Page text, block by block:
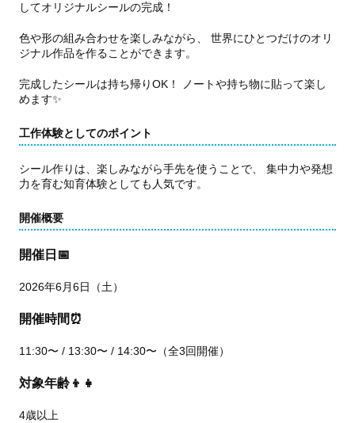
してオリジナルシールの完成！
色や形の組み合わせを楽しみながら、 世界にひとつだけのオリ
ジナル作品を作ることができます。
完成したシールは持ち帰りOK！ ノートや持ち物に貼って楽し
めます✨
工作体験としてのポイント
シール作りは、楽しみながら手先を使うことで、 集中力や発想
力を育む知育体験としても人気です。
開催概要
開催日📅
2026年6月6日（土）
開催時間⏰
11:30〜 / 13:30〜 / 14:30〜（全3回開催）
対象年齢👦👧
4歳以上